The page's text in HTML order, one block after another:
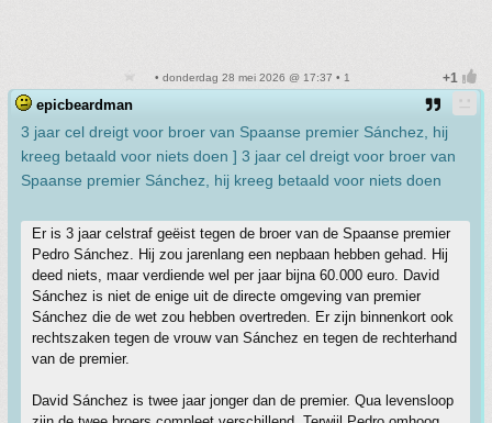
• donderdag 28 mei 2026 @ 17:37 • 1
epicbeardman
3 jaar cel dreigt voor broer van Spaanse premier Sánchez, hij
kreeg betaald voor niets doen ] 3 jaar cel dreigt voor broer van
Spaanse premier Sánchez, hij kreeg betaald voor niets doen
Er is 3 jaar celstraf geëist tegen de broer van de Spaanse premier
Pedro Sánchez. Hij zou jarenlang een nepbaan hebben gehad. Hij
deed niets, maar verdiende wel per jaar bijna 60.000 euro. David
Sánchez is niet de enige uit de directe omgeving van premier
Sánchez die de wet zou hebben overtreden. Er zijn binnenkort ook
rechtszaken tegen de vrouw van Sánchez en tegen de rechterhand
van de premier.
David Sánchez is twee jaar jonger dan de premier. Qua levensloop